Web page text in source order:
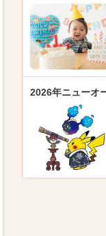
2026年ニューオ